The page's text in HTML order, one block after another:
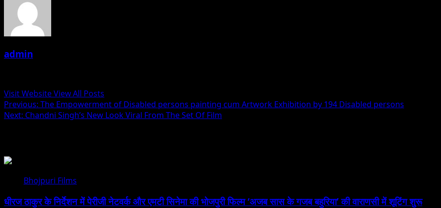
admin
Visit WebsiteView All Posts
Post
navigation
Previous: The Empowerment of Disabled persons painting cum Artwork Exhibition by 194 Disabled persons
Next: Chandni Singh’s New Look Viral From The Set Of Film
Bhojpuri Films
धीरज ठाकुर के निर्देशन में पेरीजी नेटवर्क और एमटी सिनेमा की भोजपुरी फिल्म ‘अजब सास के गजब बहुरिया’ की वाराणसी में शूटिंग शुरू